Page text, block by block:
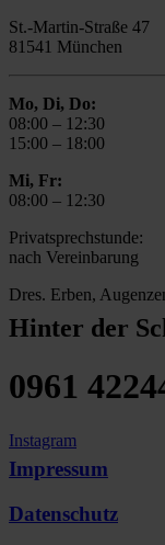
St.-Martin-Straße 47
81541 München
Mo, Di, Do:
08:00 – 12:30
15:00 – 18:00
Mi, Fr:
08:00 – 12:30
Privatsprechstunde:
nach Vereinbarung
Dres. Erben,
Hinter der
0961
Instagram
Impressum
Datenschutz